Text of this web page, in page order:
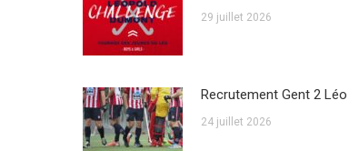
29 juillet 2026
Recrutement Gent 2 Léo
24 juillet 2026